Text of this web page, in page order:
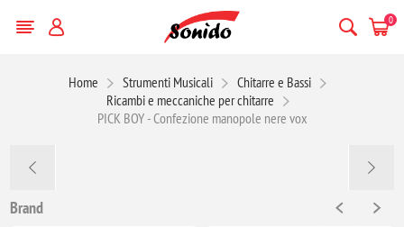
0
Home Strumenti Musicali
Chitarre e Bassi
Ricambi e meccaniche per chitarre
PICK BOY - Confezione manopole nere vox
Brand